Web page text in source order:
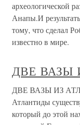
археологической
Анапы.И
тому, что сделал
известно в мире.
ДВЕ ВАЗЫ
ДВЕ ВАЗЫ ИЗ
Атлантиды
который до этой